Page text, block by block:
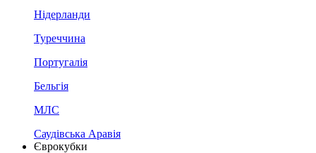
Нідерланди
Туреччина
Португалія
Бельгія
МЛС
Саудівська Аравія
Єврокубки